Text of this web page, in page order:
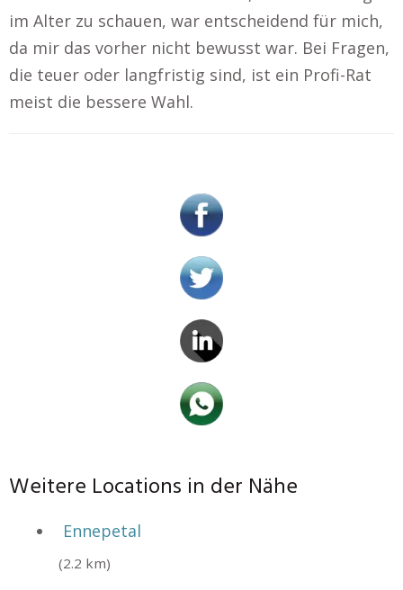
im Alter zu schauen, war entscheidend für mich,
da mir das vorher nicht bewusst war. Bei Fragen,
die teuer oder langfristig sind, ist ein Profi-Rat
meist die bessere Wahl.
Weitere Locations in der Nähe
Ennepetal
(2.2 km)